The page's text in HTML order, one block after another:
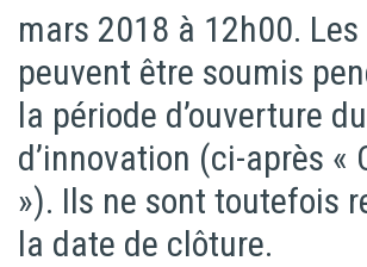
mars 2018 à 12h00.
peuvent être soumis
la période d’ouverture
d’innovation (ci-après «
»). Ils ne sont toutefois
la date de clôture.